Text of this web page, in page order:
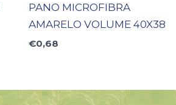
PANO MICROFIBRA
AMARELO VOLUME 40X38
€0,68